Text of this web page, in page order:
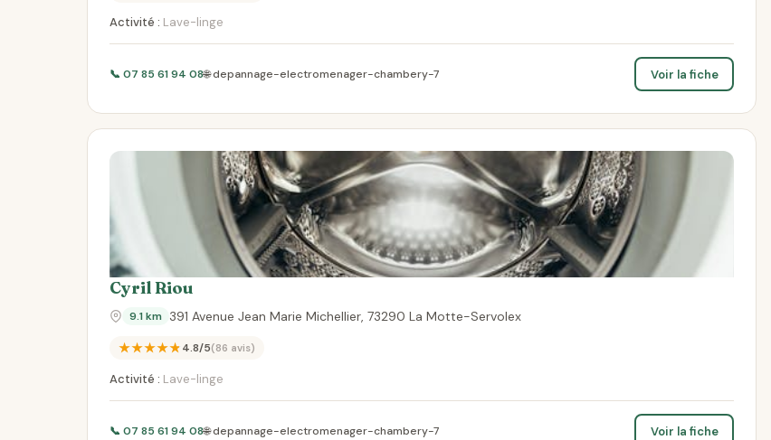
Activité : Lave-linge
📞 07 85 61 94 08🌐 depannage-electromenager-chambery-7 Voir la fiche
Cyril Riou
9.1 km 391 Avenue Jean Marie Michellier, 73290 La Motte-Servolex
★★★★★4.8/5(86 avis)
Activité : Lave-linge
📞 07 85 61 94 08🌐 depannage-electromenager-chambery-7 Voir la fiche